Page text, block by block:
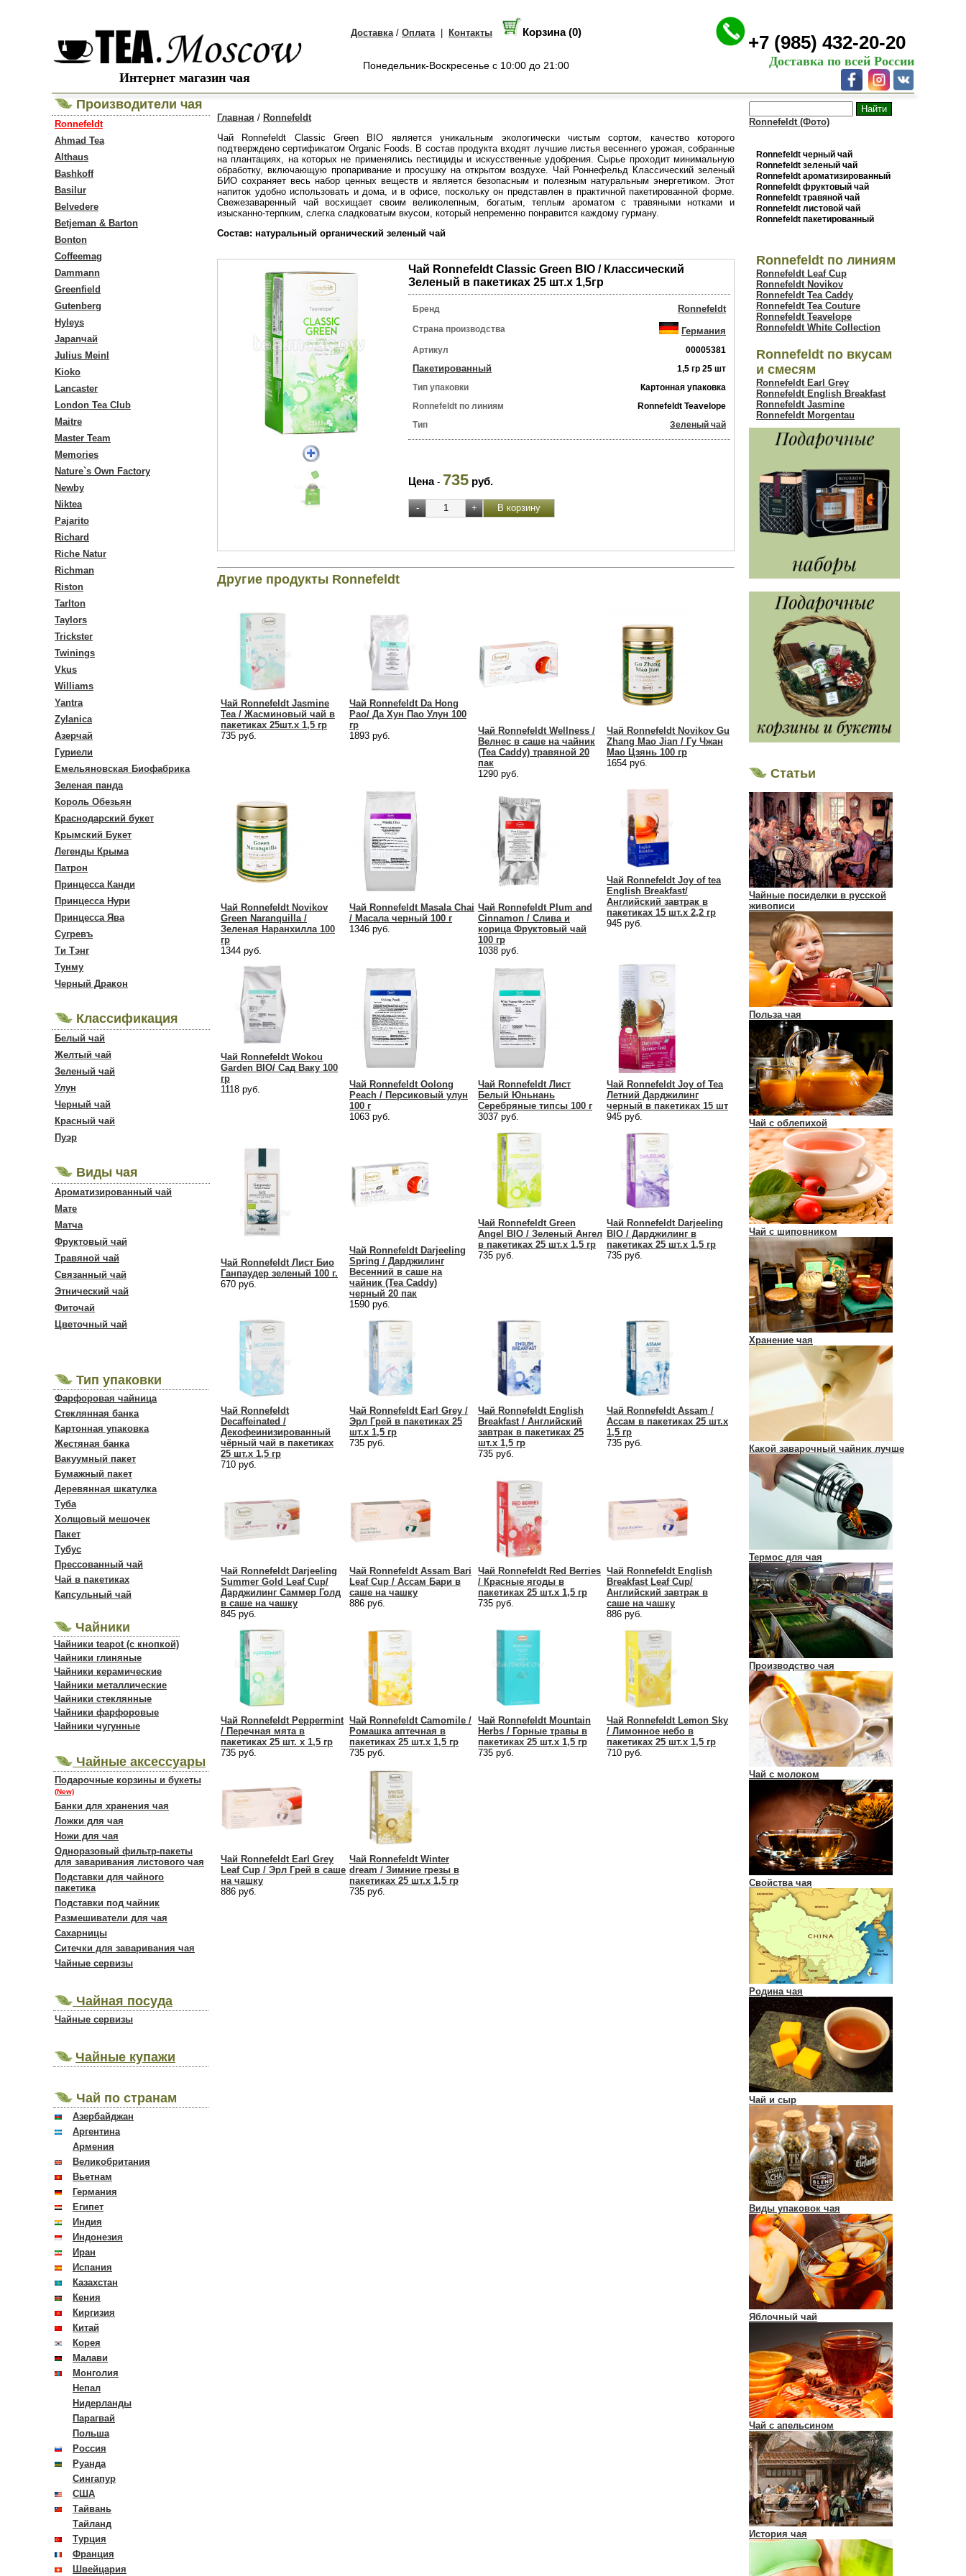
Интернет магазин чая
Доставка/ Оплата| Контакты Корзина (0)
Понедельник-Воскресенье с 10:00 до 21:00
+7 (985) 432-20-20
Доставка по всей России
Производители чая
Ronnefeldt
Ahmad Tea
Althaus
Bashkoff
Basilur
Belvedere
Betjeman & Barton
Bonton
Coffeemag
Dammann
Greenfield
Gutenberg
Hyleys
Japanчай
Julius Meinl
Kioko
Lancaster
London Tea Club
Maitre
Master Team
Memories
Nature`s Own Factory
Newby
Niktea
Pajarito
Richard
Riche Natur
Richman
Riston
Tarlton
Taylors
Trickster
Twinings
Vkus
Williams
Yantra
Zylanica
Азерчай
Гуриели
Емельяновская Биофабрика
Зеленая панда
Король Обезьян
Краснодарский букет
Крымский Букет
Легенды Крыма
Патрон
Принцесса Канди
Принцесса Нури
Принцесса Ява
Сугревъ
Ти Тэнг
Тунму
Черный Дракон
Классификация
Белый чай
Желтый чай
Зеленый чай
Улун
Черный чай
Красный чай
Пуэр
Виды чая
Ароматизированный чай
Мате
Матча
Фруктовый чай
Травяной чай
Связанный чай
Этнический чай
Фиточай
Цветочный чай
Тип упаковки
Фарфоровая чайница
Стеклянная банка
Картонная упаковка
Жестяная банка
Вакуумный пакет
Бумажный пакет
Деревянная шкатулка
Туба
Холщовый мешочек
Пакет
Тубус
Прессованный чай
Чай в пакетиках
Капсульный чай
Чайники
Чайники teapot (с кнопкой)
Чайники глиняные
Чайники керамические
Чайники металлические
Чайники стеклянные
Чайники фарфоровые
Чайники чугунные
Чайные аксессуары
Подарочные корзины и букеты
(New)
Банки для хранения чая
Ложки для чая
Ножи для чая
Одноразовый фильтр-пакеты
для заваривания листового чая
Подставки для чайного
пакетика
Подставки под чайник
Размешиватели для чая
Сахарницы
Ситечки для заваривания чая
Чайные сервизы
Чайная посуда
Чайные сервизы
Чайные купажи
Чай по странам
Азербайджан
Аргентина
Армения
Великобритания
Вьетнам
Германия
Египет
Индия
Индонезия
Иран
Испания
Казахстан
Кения
Киргизия
Китай
Корея
Малави
Монголия
Непал
Нидерланды
Парагвай
Польша
Россия
Руанда
Сингапур
США
Тайвань
Тайланд
Турция
Франция
Швейцария
Главная / Ronnefeldt
Чай Ronnefeldt Classic Green BIO является уникальным экологически чистым сортом, качество которого
подтверждено сертификатом Organic Foods. В состав продукта входят лучшие листья весеннего урожая, собранные
на плантациях, на которых не применялись пестициды и искусственные удобрения. Сырье проходит минимальную
обработку, включающую пропаривание и просушку на открытом воздухе. Чай Роннефельд Классический зеленый
БИО сохраняет весь набор ценных веществ и является безопасным и полезным натуральным энергетиком. Этот
напиток удобно использовать и дома, и в офисе, поскольку он представлен в практичной пакетированной форме.
Свежезаваренный чай восхищает своим великолепным, богатым, теплым ароматом с травяными нотками и
изысканно-терпким, слегка сладковатым вкусом, который непременно понравится каждому гурману.
Состав: натуральный органический зеленый чай
Чай Ronnefeldt Classic Green BIO / Классический
Зеленый в пакетиках 25 шт.х 1,5гр
Бренд Ronnefeldt
Страна производства Германия
Артикул 00005381
Пакетированный
1,5 гр 25 шт
Тип упаковки
Картонная упаковка
Ronnefeldt по линиям
Ronnefeldt Teavelope
Тип
Зеленый чай
Цена- 735 руб.
Другие продукты Ronnefeldt
Чай Ronnefeldt Jasmine
Tea / Жасминовый чай в
пакетиках 25шт.х 1,5 гр
735 руб.
Чай Ronnefeldt Da Hong
Pao/ Да Хун Пао Улун 100
гр
1893 руб.
Чай Ronnefeldt Wellness /
Велнес в саше на чайник
(Tea Caddy) травяной 20
пак
1290 руб.
Чай Ronnefeldt Novikov Gu
Zhang Mao Jian / Гу Чжан
Мао Цзянь 100 гр
1654 руб.
Чай Ronnefeldt Novikov
Green Naranquilla /
Зеленая Наранхилла 100
гр
1344 руб.
Чай Ronnefeldt Masala Chai
/ Масала черный 100 г
1346 руб.
Чай Ronnefeldt Plum and
Cinnamon / Cлива и
корица Фруктовый чай
100 гр
1038 руб.
Чай Ronnefeldt Joy of tea
English Breakfast/
Английский завтрак в
пакетиках 15 шт.х 2,2 гр
945 руб.
Чай Ronnefeldt Wokou
Garden BIO/ Сад Ваку 100
гр
1118 руб.
Чай Ronnefeldt Oolong
Peach / Персиковый улун
100 г
1063 руб.
Чай Ronnefeldt Лист
Белый Юньнань
Серебряные типсы 100 г
3037 руб.
Чай Ronnefeldt Joy of Tea
Летний Дарджилинг
черный в пакетиках 15 шт
945 руб.
Чай Ronnefeldt Лист Био
Ганпаудер зеленый 100 г.
670 руб.
Чай Ronnefeldt Darjeeling
Spring / Дарджилинг
Весенний в саше на
чайник (Tea Caddy)
черный 20 пак
1590 руб.
Чай Ronnefeldt Green
Angel BIO / Зеленый Ангел
в пакетиках 25 шт.х 1,5 гр
735 руб.
Чай Ronnefeldt Darjeeling
BIO / Дарджилинг в
пакетиках 25 шт.х 1,5 гр
735 руб.
Чай Ronnefeldt
Decaffeinated /
Декофеинизированный
чёрный чай в пакетиках
25 шт.х 1,5 гр
710 руб.
Чай Ronnefeldt Earl Grey /
Эрл Грей в пакетиках 25
шт.х 1,5 гр
735 руб.
Чай Ronnefeldt English
Breakfast / Английский
завтрак в пакетиках 25
шт.х 1,5 гр
735 руб.
Чай Ronnefeldt Assam /
Ассам в пакетиках 25 шт.х
1,5 гр
735 руб.
Чай Ronnefeldt Darjeeling
Summer Gold Leaf Cup/
Дарджилинг Саммер Голд
в саше на чашку
845 руб.
Чай Ronnefeldt Assam Bari
Leaf Cup / Ассам Бари в
саше на чашку
886 руб.
Чай Ronnefeldt Red Berries
/ Красные ягоды в
пакетиках 25 шт.х 1,5 гр
735 руб.
Чай Ronnefeldt English
Breakfast Leaf Cup/
Английский завтрак в
саше на чашку
886 руб.
Чай Ronnefeldt Peppermint
/ Перечная мята в
пакетиках 25 шт. х 1,5 гр
735 руб.
Чай Ronnefeldt Camomile /
Ромашка аптечная в
пакетиках 25 шт.х 1,5 гр
735 руб.
Чай Ronnefeldt Mountain
Herbs / Горные травы в
пакетиках 25 шт.х 1,5 гр
735 руб.
Чай Ronnefeldt Lemon Sky
/ Лимонное небо в
пакетиках 25 шт.х 1,5 гр
710 руб.
Чай Ronnefeldt Earl Grey
Leaf Cup / Эрл Грей в саше
на чашку
886 руб.
Чай Ronnefeldt Winter
dream / Зимние грезы в
пакетиках 25 шт.х 1,5 гр
735 руб.
Ronnefeldt (Фото)
Ronnefeldt черный чай
Ronnefeldt зеленый чай
Ronnefeldt ароматизированный
Ronnefeldt фруктовый чай
Ronnefeldt травяной чай
Ronnefeldt листовой чай
Ronnefeldt пакетированный
Ronnefeldt по линиям
Ronnefeldt Leaf Cup
Ronnefeldt Novikov
Ronnefeldt Tea Caddy
Ronnefeldt Tea Couture
Ronnefeldt Teavelope
Ronnefeldt White Collection
Ronnefeldt по вкусам
и смесям
Ronnefeldt Earl Grey
Ronnefeldt English Breakfast
Ronnefeldt Jasmine
Ronnefeldt Morgentau
Статьи
Чайные посиделки в русской
живописи
Польза чая
Чай с облепихой
Чай с шиповником
Хранение чая
Какой заварочный чайник лучше
Термос для чая
Производство чая
Чай с молоком
Свойства чая
Родина чая
Чай и сыр
Виды упаковок чая
Яблочный чай
Чай с апельсином
История чая